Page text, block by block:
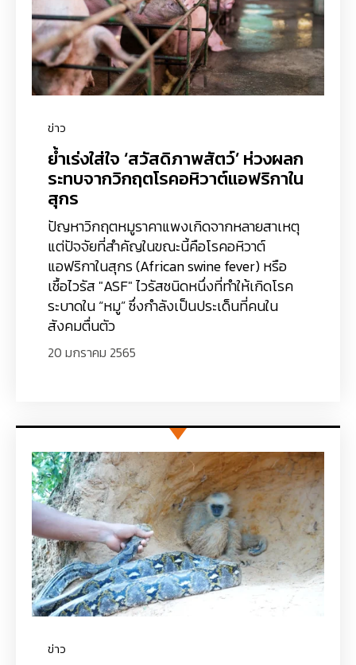
ย้ำเร่งใส่ใจ ‘สวัสดิภาพสัตว์’ ห่วงผลก
ระทบจากวิกฤตโรคอหิวาต์แอฟริกาใน
สุกร
ข่าว
20 มกราคม 2565
ปัญหาวิกฤตหมูราคาแพงเกิดจากหลายสาเหตุ
แต่ปัจจัยที่สำคัญในขณะนี้คือโรคอหิวาต์
แอฟริกาในสุกร (African swine fever) หรือ
เชื้อไวรัส "ASF" ไวรัสชนิดหนึ่งที่ทำให้เกิดโรค
ระบาดใน “หมู” ซึ่งกำลังเป็นประเด็นที่คนใน
สังคมตื่นตัว
ข่าว